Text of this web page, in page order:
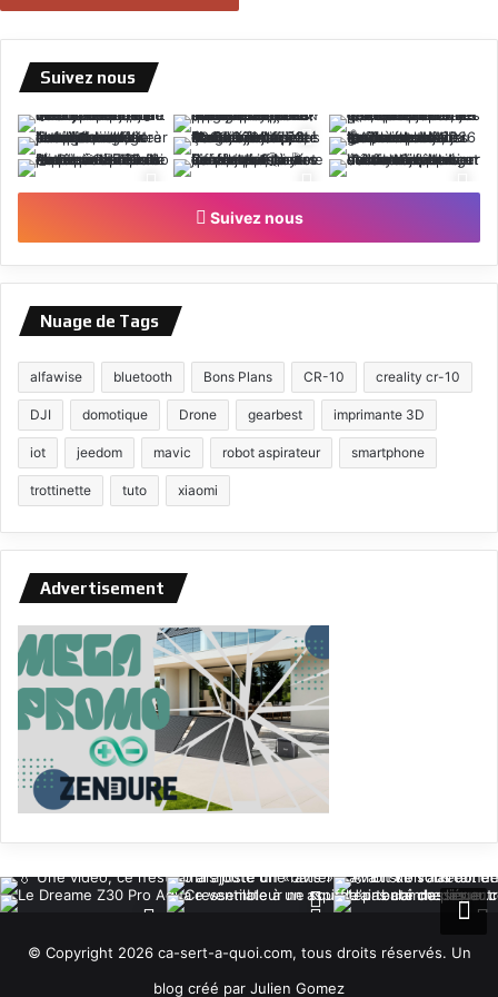
Suivez nous
Suivez nous
Nuage de Tags
alfawise bluetooth Bons Plans CR-10 creality cr-10
DJI domotique Drone gearbest imprimante 3D
iot jeedom mavic robot aspirateur smartphone
trottinette tuto xiaomi
Advertisement
© Copyright 2026 ca-sert-a-quoi.com, tous droits réservés. Un
blog créé par Julien Gomez